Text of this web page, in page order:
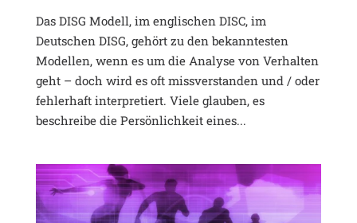
Das DISG Modell, im englischen DISC, im
Deutschen DISG, gehört zu den bekanntesten
Modellen, wenn es um die Analyse von Verhalten
geht – doch wird es oft missverstanden und / oder
fehlerhaft interpretiert. Viele glauben, es
beschreibe die Persönlichkeit eines...